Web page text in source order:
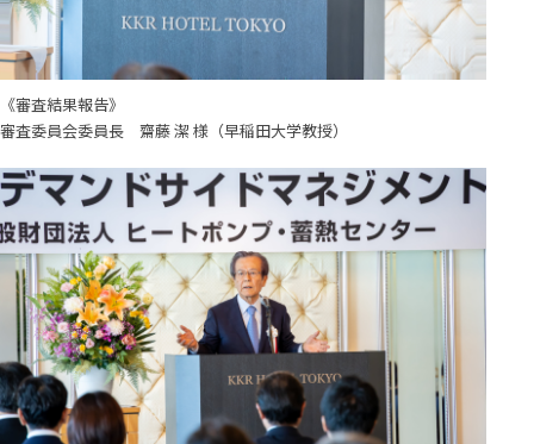
《審査結果報告》
審査委員会委員長 齋藤 潔 様（早稲田大学教授）